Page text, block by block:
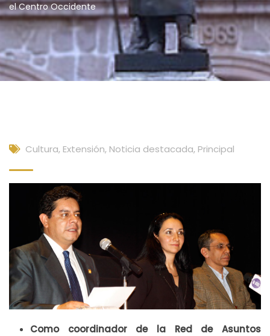
el Centro Occidente
Cultura, Extensión, Noticia destacada, Principal
Como coordinador de la Red de Asuntos